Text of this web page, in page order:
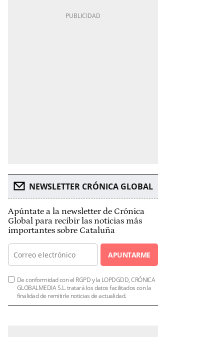
NEWSLETTER CRÓNICA GLOBAL
Apúntate a la newsletter de Crónica
Global para recibir las noticias más
importantes sobre Cataluña
APUNTARME
De conformidad con el RGPD y la LOPDGDD, CRÓNICA
GLOBALMEDIA S.L. tratará los datos facilitados con la
finalidad de remitirle noticias de actualidad.